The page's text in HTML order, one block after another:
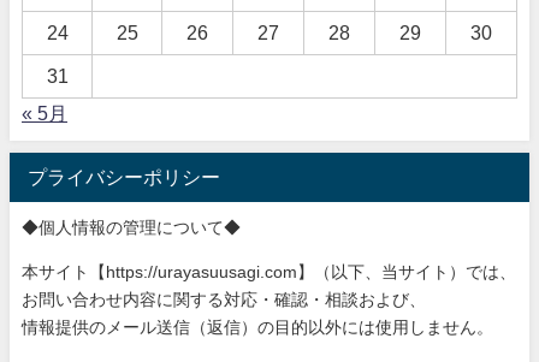
24 25 26 27 28 29 30
31
« 5月
プライバシーポリシー
◆個人情報の管理について◆
本サイト【https://urayasuusagi.com】（以下、当サイト）では、
お問い合わせ内容に関する対応・確認・相談および、
情報提供のメール送信（返信）の目的以外には使用しません。